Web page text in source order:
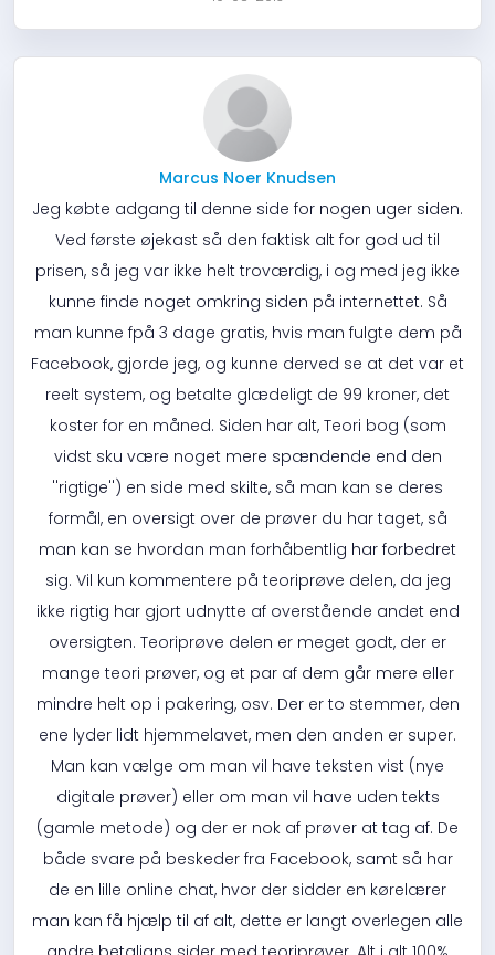
Marcus Noer Knudsen
Jeg købte adgang til denne side for nogen uger siden.
Ved første øjekast så den faktisk alt for god ud til
prisen, så jeg var ikke helt troværdig, i og med jeg ikke
kunne finde noget omkring siden på internettet. Så
man kunne fpå 3 dage gratis, hvis man fulgte dem på
Facebook, gjorde jeg, og kunne derved se at det var et
reelt system, og betalte glædeligt de 99 kroner, det
koster for en måned. Siden har alt, Teori bog (som
vidst sku være noget mere spændende end den
''rigtige'') en side med skilte, så man kan se deres
formål, en oversigt over de prøver du har taget, så
man kan se hvordan man forhåbentlig har forbedret
sig. Vil kun kommentere på teoriprøve delen, da jeg
ikke rigtig har gjort udnytte af overstående andet end
oversigten. Teoriprøve delen er meget godt, der er
mange teori prøver, og et par af dem går mere eller
mindre helt op i pakering, osv. Der er to stemmer, den
ene lyder lidt hjemmelavet, men den anden er super.
Man kan vælge om man vil have teksten vist (nye
digitale prøver) eller om man vil have uden tekts
(gamle metode) og der er nok af prøver at tag af. De
både svare på beskeder fra Facebook, samt så har
de en lille online chat, hvor der sidder en kørelærer
man kan få hjælp til af alt, dette er langt overlegen alle